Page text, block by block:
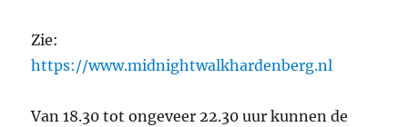
Zie:
https://www.midnightwalkhardenberg.nl
Van 18.30 tot ongeveer 22.30 uur kunnen de